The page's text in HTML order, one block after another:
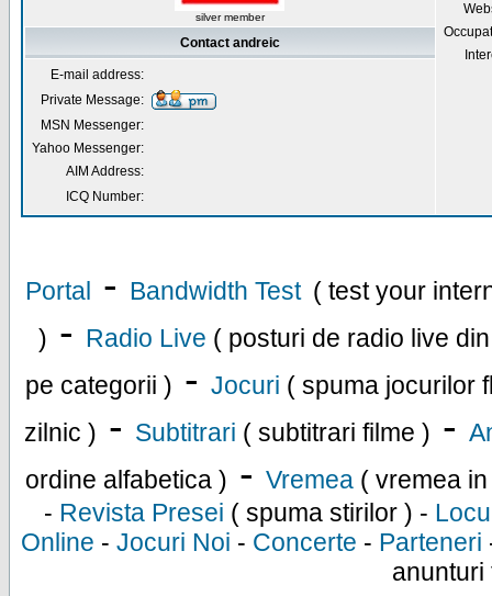
silver member
Contact andreic
E-mail address:
Private Message:
MSN Messenger:
Yahoo Messenger:
AIM Address:
ICQ Number:
Portal - Bandwidth Test ( test your
) - Radio Live ( posturi de radio live
pe categorii ) - Jocuri ( spuma jocurilor
zilnic ) - Subtitrari ( subtitrari filme ) -
ordine alfabetica ) - Vremea ( vremea
- Revista Presei ( spuma stirilor ) -
Online - Jocuri Noi - Concerte - Parteneri
anunturi